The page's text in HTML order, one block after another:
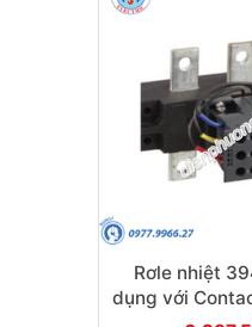
Rơle nhiệt
dụng với